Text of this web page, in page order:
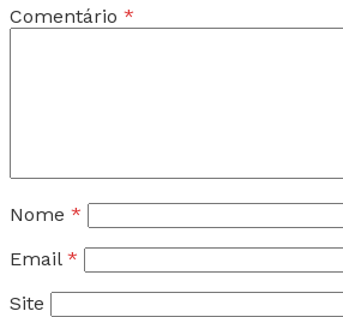
Comentário *
Nome *
Email *
Site